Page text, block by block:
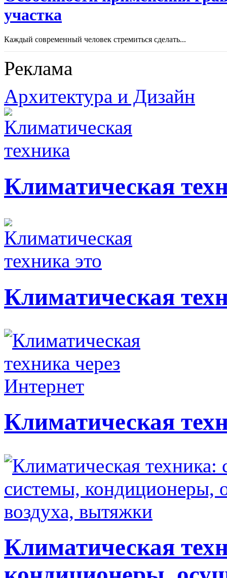
участка
Каждый современный человек стремиться сделать...
Реклама
Архитектура и Дизайн
Климатическая
Климатическая
Климатическая
Климатическая